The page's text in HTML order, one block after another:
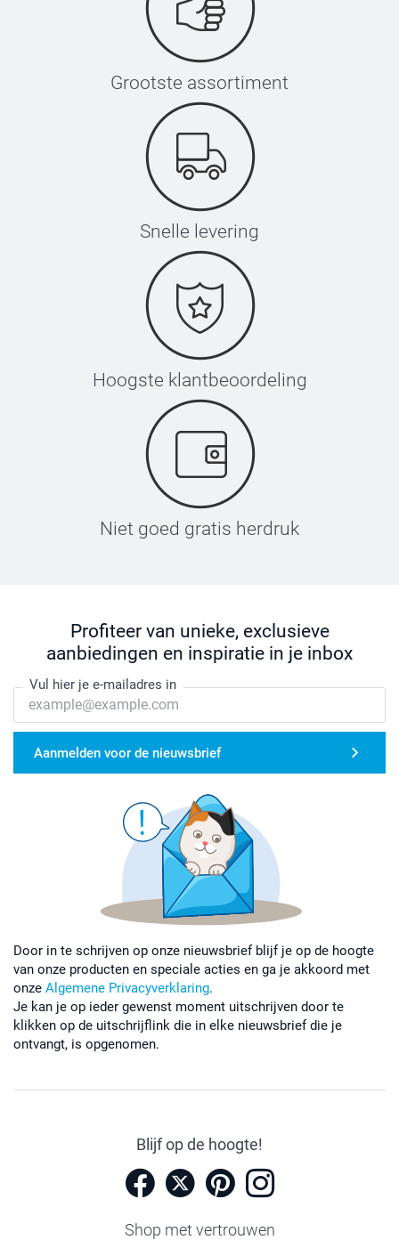
Grootste assortiment
Snelle levering
Hoogste klantbeoordeling
Niet goed gratis herdruk
Profiteer van unieke, exclusieve
aanbiedingen en inspiratie in je inbox
Vul hier je e-mailadres in
Aanmelden voor de nieuwsbrief
Door in te schrijven op onze nieuwsbrief blijf je op de hoogte
van onze producten en speciale acties en ga je akkoord met
onze Algemene Privacyverklaring.
Je kan je op ieder gewenst moment uitschrijven door te
klikken op de uitschrijflink die in elke nieuwsbrief die je
ontvangt, is opgenomen.
Blijf op de hoogte!
Shop met vertrouwen